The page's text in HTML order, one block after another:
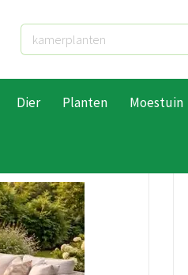
Dier Planten Moestuin